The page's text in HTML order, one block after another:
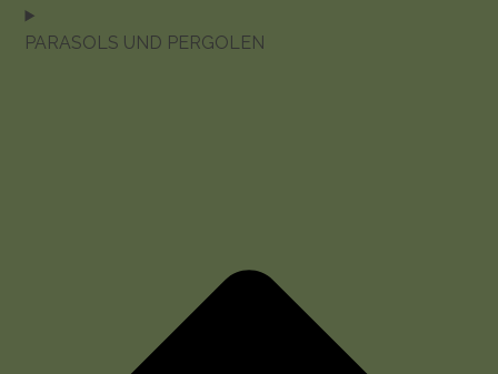
PARASOLS UND PERGOLEN